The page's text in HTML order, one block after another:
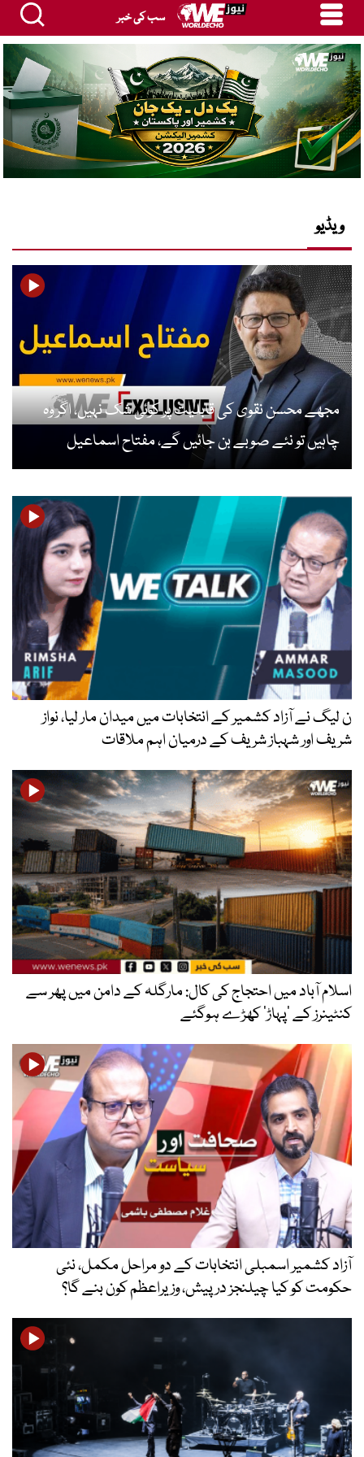
سب کی خبر
نقوی کی قابلیت پر کوئی شک نہیں، اگر وہ
نئے صوبے بن جائیں گے، مفتاح اسماعیل
کشمیر کے انتخابات میں میدان مار لیا، نواز
شہباز شریف کے درمیان اہم ملاقات
میں احتجاج کی کال: مارگلہ کے دامن میں پھر سے
’پہاڑ‘ کھڑے ہوگئے
اسمبلی انتخابات کے دو مراحل مکمل، نئی
کیا چیلنجز درپیش، وزیراعظم کون بنے گا؟